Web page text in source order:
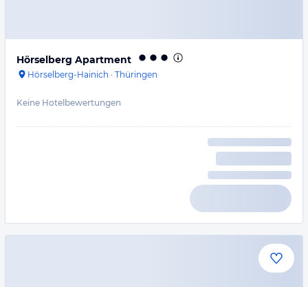
Hörselberg Apartment
Hörselberg-Hainich · Thüringen
Keine Hotelbewertungen